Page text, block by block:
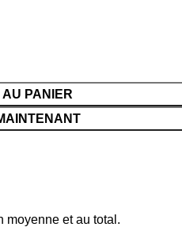
PANIER
moyenne et au total.